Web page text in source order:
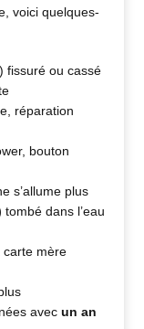
voici quelques-
fissuré ou cassé
réparation
bouton
s’allume plus
tombé dans l’eau
carte mère
avec un an